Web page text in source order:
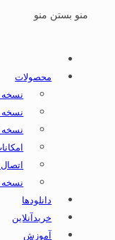
منو بستن منو
محصولات
نسخه
نسخه
نسخه
دانلودها
خریدآنلاین
آموزش